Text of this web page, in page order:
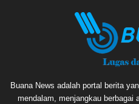
Buana News adalah portal berita
mendalam, menjangkau berbagai